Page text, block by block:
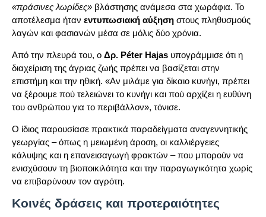
«πράσινες λωρίδες» βλάστησης ανάμεσα στα χωράφια. Το
αποτέλεσμα ήταν εντυπωσιακή αύξηση στους πληθυσμούς
λαγών και φασιανών μέσα σε μόλις δύο χρόνια.
Από την πλευρά του, ο Δρ. Péter Hajas υπογράμμισε ότι η
διαχείριση της άγριας ζωής πρέπει να βασίζεται στην
επιστήμη και την ηθική. «Αν μιλάμε για δίκαιο κυνήγι, πρέπει
να ξέρουμε πού τελειώνει το κυνήγι και πού αρχίζει η ευθύνη
του ανθρώπου για το περιβάλλον», τόνισε.
Ο ίδιος παρουσίασε πρακτικά παραδείγματα αναγεννητικής
γεωργίας – όπως η μειωμένη άροση, οι καλλιέργειες
κάλυψης και η επανεισαγωγή φρακτών – που μπορούν να
ενισχύσουν τη βιοποικιλότητα και την παραγωγικότητα χωρίς
να επιβαρύνουν τον αγρότη.
Κοινές δράσεις και προτεραιότητες